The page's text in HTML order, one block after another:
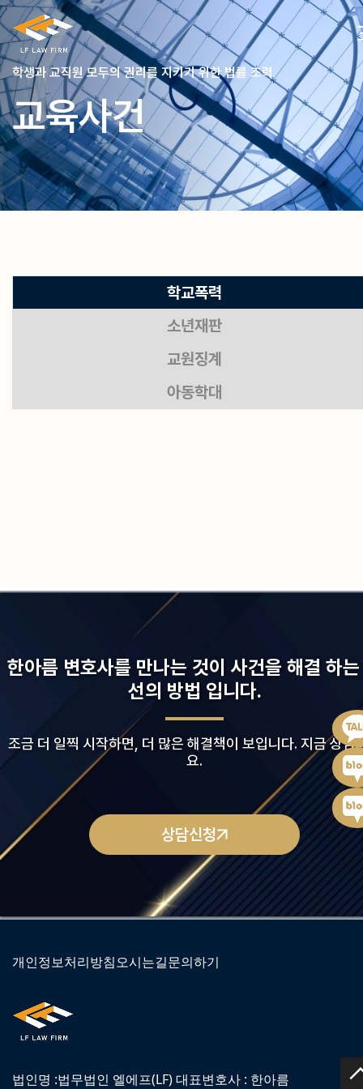
학생과 교직원 모두의 권리를 지키기 위한 법률 조력
교육사건
학교폭력
소년재판
교원징계
아동학대
한아름 변호사를 만나는 것이 사건을 해결 하
선의 방법 입니다.
조금 더 일찍 시작하면, 더 많은 해결책이 보입니다. 지금 상담
요.
상담신청
개인정보처리방침오시는길문의하기
법인명 :법무법인 엘에프(LF) 대표변호사 : 한아름